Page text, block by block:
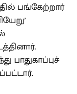
பங்கேற்றார்
பாதுகாப்புச்